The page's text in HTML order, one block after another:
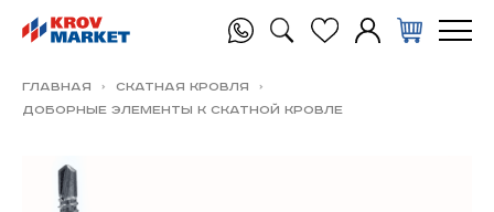
Главная
Скатная Кровля
Доборные элементы к скатной кровле